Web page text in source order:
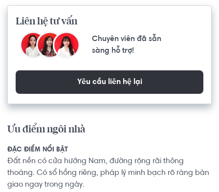
Liên hệ tư vấn
Chuyên viên đã sẵn
sàng hỗ trợ!
Yêu cầu liên hệ lại
Ưu điểm ngôi nhà
ĐẶC ĐIỂM NỔI BẬT
Đất nền có cửa hướng Nam, đường rộng rãi thông
thoáng. Có sổ hồng riêng, pháp lý minh bạch rõ ràng bàn
giao ngay trong ngày.